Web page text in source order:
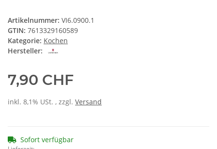
Artikelnummer: VI6.0900.1
GTIN: 7613329160589
Kategorie: Kochen
Hersteller:
7,90 CHF
inkl. 8,1% USt. , zzgl. Versand
Sofort verfügbar